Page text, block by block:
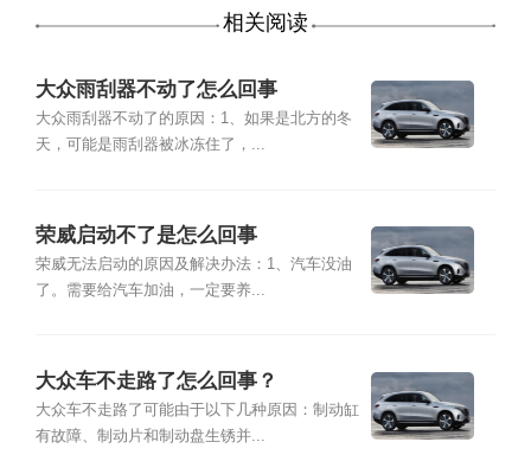
相关阅读
大众雨刮器不动了怎么回事
大众雨刮器不动了的原因：1、如果是北方的冬
天，可能是雨刮器被冰冻住了，...
荣威启动不了是怎么回事
荣威无法启动的原因及解决办法：1、汽车没油
了。需要给汽车加油，一定要养...
大众车不走路了怎么回事？
大众车不走路了可能由于以下几种原因：制动缸
有故障、制动片和制动盘生锈并...